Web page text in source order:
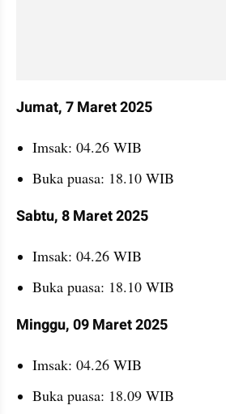
Jumat, 7 Maret 2025
Imsak: 04.26 WIB
Buka puasa: 18.10 WIB
Sabtu, 8 Maret 2025
Imsak: 04.26 WIB
Buka puasa: 18.10 WIB
Minggu, 09 Maret 2025
Imsak: 04.26 WIB
Buka puasa: 18.09 WIB